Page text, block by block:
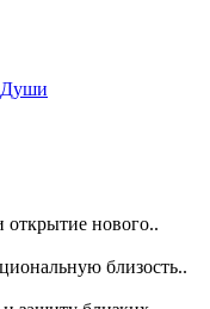
открытие нового..
близость..